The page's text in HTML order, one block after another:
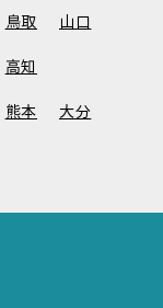
鳥取 山口
高知
熊本
大分